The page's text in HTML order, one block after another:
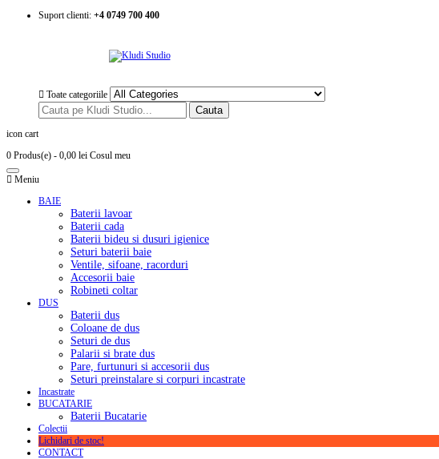
Suport clienti: +4 0749 700 400
Toate categoriile
Cauta
icon cart
0 Produs(e) - 0,00 lei Cosul meu
Meniu
BAIE
Baterii lavoar
Baterii cada
Baterii bideu si dusuri igienice
Seturi baterii baie
Ventile, sifoane, racorduri
Accesorii baie
Robineti coltar
DUS
Baterii dus
Coloane de dus
Seturi de dus
Palarii si brate dus
Pare, furtunuri si accesorii dus
Seturi preinstalare si corpuri incastrate
Incastrate
BUCATARIE
Baterii Bucatarie
Colectii
Lichidari de stoc!
CONTACT